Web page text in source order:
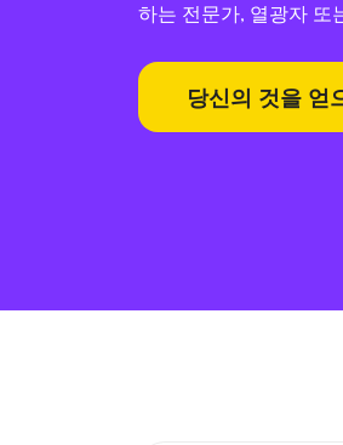
하는 전문가, 열광자 또
당신의 것을 얻